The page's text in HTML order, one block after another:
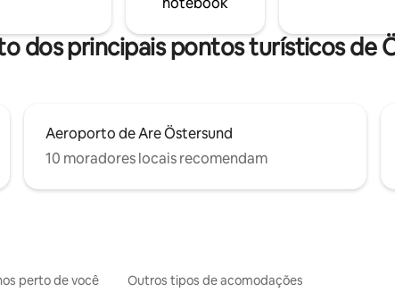
dos principais pontos turísticos de
Aeroporto de Are Östersund
10 moradores locais recomendam
perto de você Outros tipos de acomodações